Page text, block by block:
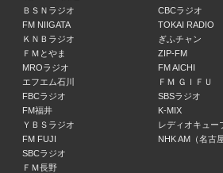
Ｊ－ＰＯＰパラダイス ９０’ｓ
ＤＪ ＢＬＵＥ
11:00 ～ 11:30
ＭＵＳＩＣ ＧＡＲＤＥＮ
上々軍団（さわやか五郎 鈴木啓太） 小関舞
11:30 ～ 12:00
波のりラジオ ＷＥＥＫＥＮＤ ＦＥＶＥＲ
原博文 図子靖代
ＢＳＮラジオ
FM NIIGATA
ＫＮＢラジオ
ＦＭとやま
MROラジオ
エフエム石川
FBCラジオ
FM福井
ＹＢＳラジオ
FM FUJI
SBCラジオ
ＦＭ長野
CBCラジオ
TOKAI RADIO
ぎふチャン
ZIP-FM
FM AICHI
ＦＭ ＧＩＦＵ
SBSラジオ
K-MIX
レディオキュー
NHK AM（名古屋